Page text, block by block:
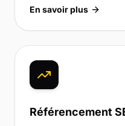
En savoir plus
Référencement